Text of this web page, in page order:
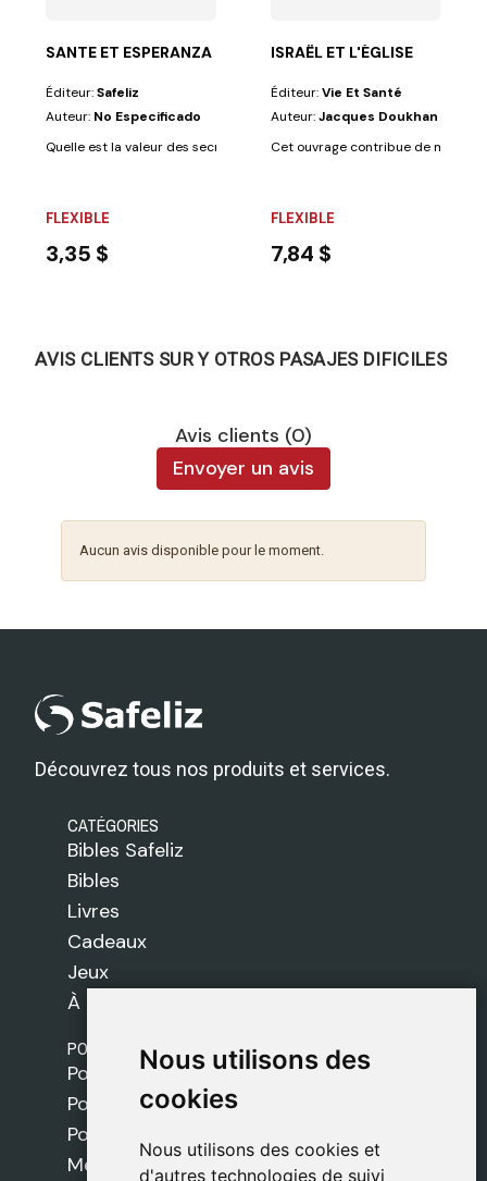
Nous utilisons des
cookies
Nous utilisons des cookies et
d'autres technologies de suivi
Nous utilisons des
cookies
Nous utilisons des cookies et
d'autres technologies de suivi
gloire de...
SANTE ET ESPERANZA
Éditeur:Safeliz
Auteur: No Especificado
Quelle est la valeur des secrets qui mènent au bien-être ? Nous
FLEXIBLE
3,35 $
ISRAËL ET L'ÉGLISE
Éditeur:Vie Et Santé
Auteur:Jacques Doukhan
Cet ouvrage contribue de
FLEXIBLE
7,84 $
AVIS CLIENTS SUR Y OTROS PASAJES DIFICILES
Avis clients (0)
Envoyer un avis
Aucun avis disponible pour le moment.
Découvrez tous nos produits et services.
CATÉGORIES
Bibles Safeliz
Bibles
Livres
Cadeaux
Jeux
À propos de nous
POLITIQUES
Politique de livraison
Politique de cookies
Politique de confidentialité
Mentions légales